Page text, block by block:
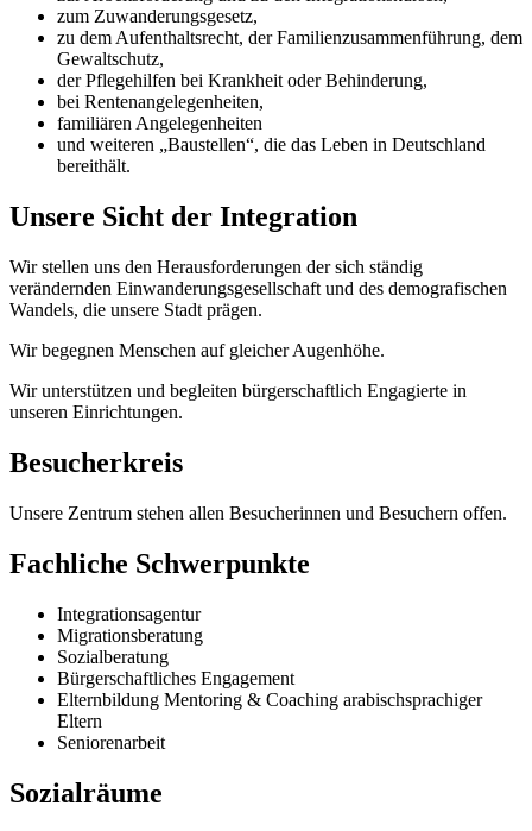
zum Zuwanderungsgesetz,
zu dem Aufenthaltsrecht, der Familienzusammenführung, dem
Gewaltschutz,
der Pflegehilfen bei Krankheit oder Behinderung,
bei Rentenangelegenheiten,
familiären Angelegenheiten
und weiteren „Baustellen“, die das Leben in Deutschland
bereithält.
Unsere Sicht der Integration
Wir stellen uns den Herausforderungen der sich ständig
verändernden Einwanderungsgesellschaft und des demografischen
Wandels, die unsere Stadt prägen.
Wir begegnen Menschen auf gleicher Augenhöhe.
Wir unterstützen und begleiten bürgerschaftlich Engagierte in
unseren Einrichtungen.
Besucherkreis
Unsere Zentrum stehen allen Besucherinnen und Besuchern offen.
Fachliche Schwerpunkte
Integrationsagentur
Migrationsberatung
Sozialberatung
Bürgerschaftliches Engagement
Elternbildung Mentoring & Coaching arabischsprachiger
Eltern
Seniorenarbeit
Sozialräume